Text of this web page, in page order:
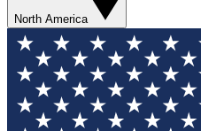
North America